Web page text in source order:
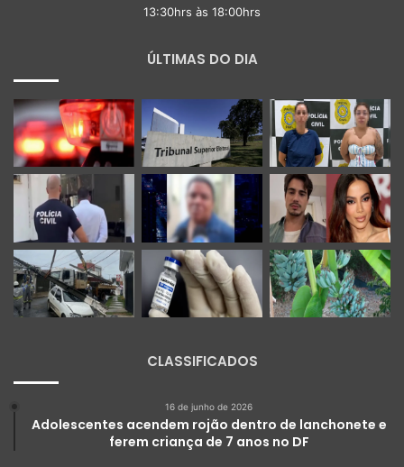
13:30hrs às 18:00hrs
ÚLTIMAS DO DIA
CLASSIFICADOS
16 de junho de 2026
Adolescentes acendem rojão dentro de lanchonete e
ferem criança de 7 anos no DF